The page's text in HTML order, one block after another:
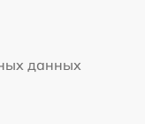
данных